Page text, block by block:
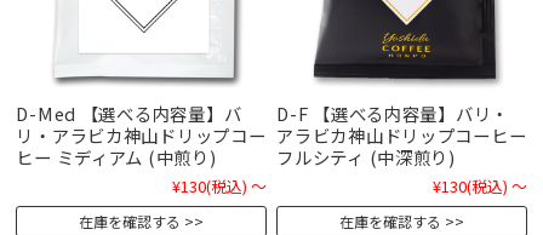
D-Med 【選べる内容量】バ
リ・アラビカ神山ドリップコー
ヒー ミディアム (中煎り)
¥130(税込) ～
在庫を確認する
D-F 【選べる内容量】バリ・
アラビカ神山ドリップコーヒー
フルシティ (中深煎り)
¥130(税込) ～
在庫を確認する